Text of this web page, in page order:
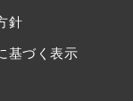
針
基づく表示